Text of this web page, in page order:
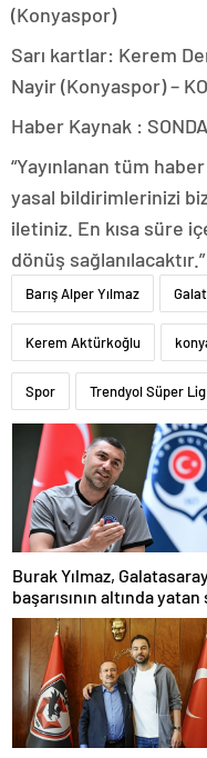
(Konyaspor)
Sarı kartlar: Kerem
Nayir (Konyaspor) –
Haber Kaynak :
“Yayınlanan tüm
yasal bildirimlerinizi
iletiniz. En kısa süre
dönüş sağlanılacaktır.”
Barış Alper Yılmaz
Kerem Aktürkoğlu
Spor Trendyol Süper Lig
Burak Yılmaz,
başarısının altında yatan
açıkladı